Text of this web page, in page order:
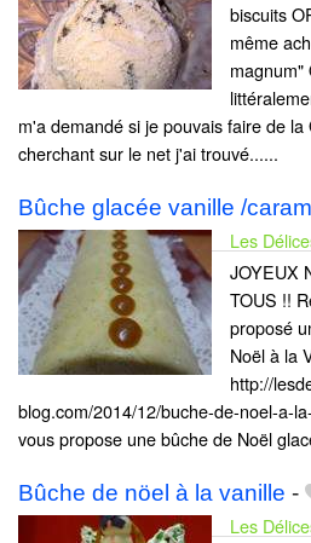
biscuits
même
magnum"
m'a demandé si je pouvais faire de
cherchant sur le net j'ai trouvé......
Bûche glacée vanille /
Les
JOYEUX
TOUS !!
proposé
Noël à la
http://
blog.com/2014/12/buche-de-noel-a-
vous propose une bûche de Noël
Bûche de nöel à la vanille -
Les